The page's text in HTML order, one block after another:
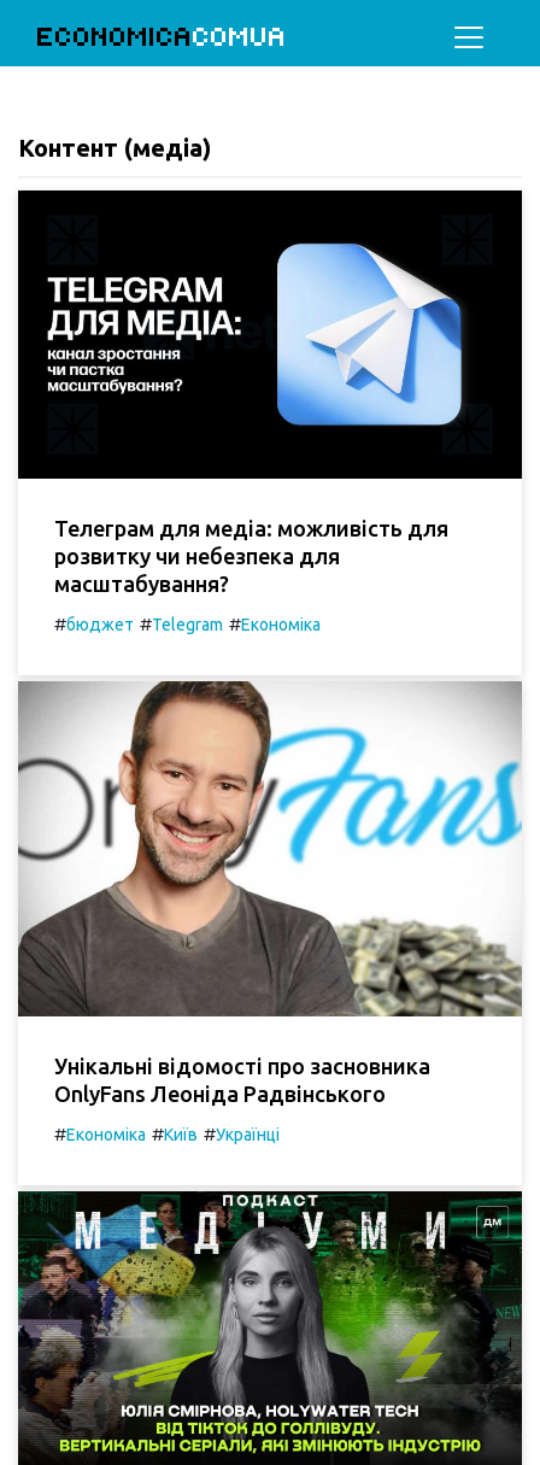
ECONOMICACOMUA
Контент (медіа)
Телеграм для медіа: можливість для
розвитку чи небезпека для
масштабування?
#бюджет #Telegram #Економіка
Унікальні відомості про засновника
OnlyFans Леоніда Радвінського
#Економіка #Київ #Українці